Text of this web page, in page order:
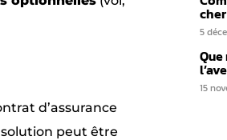
d’assurance
peut être
5
15